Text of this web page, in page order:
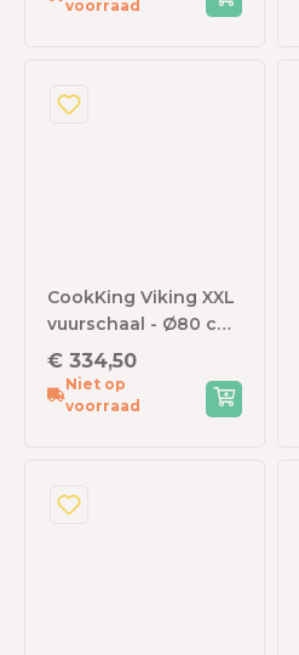
voorraad
CookKing Viking XXL
vuurschaal - Ø80 cm
- zwart staal
€ 334,50
Niet op
voorraad